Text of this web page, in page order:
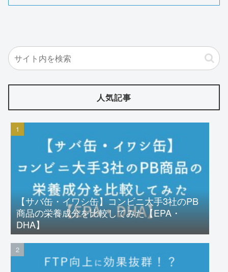
人気記事
【サバ缶・イワシ缶】コンビニ大手3社のPB
商品の栄養成分を比較してみた【EPA・
DHA】